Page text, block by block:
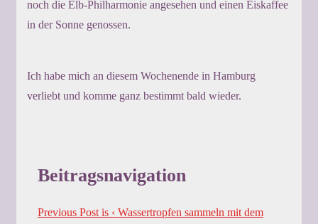
noch die Elb-Philharmonie angesehen und einen Eiskaffee
in der Sonne genossen.
Ich habe mich an diesem Wochenende in Hamburg
verliebt und komme ganz bestimmt bald wieder.
Beitragsnavigation
Previous Post is ‹ Wassertropfen sammeln mit dem